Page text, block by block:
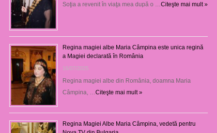
Soţia a revenit în viaţa mea după o … Citeşte mai mult »
Regina magiei albe Maria Câmpina este unica regină
a Magiei declarată în România
16/07/2025
Regina magiei albe din România, doamna Maria
Câmpina, … Citeşte mai mult »
Regina Magiei Albe Maria Câmpina, vedetă pentru